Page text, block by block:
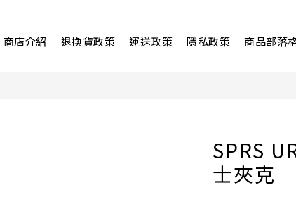
商店介紹 退換貨政策 運送政策 隱私政策 商品部落
SPRS
士夾克